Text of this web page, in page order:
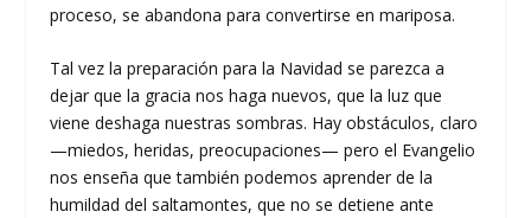
proceso, se abandona para convertirse en mariposa.
Tal vez la preparación para la Navidad se parezca a
dejar que la gracia nos haga nuevos, que la luz que
viene deshaga nuestras sombras. Hay obstáculos, claro
—miedos, heridas, preocupaciones— pero el Evangelio
nos enseña que también podemos aprender de la
humildad del saltamontes, que no se detiene ante